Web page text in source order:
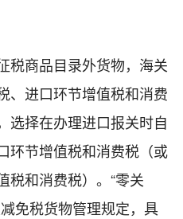
税商品目录外货物，海关
、进口环节增值税和消费
选择在办理进口报关时自
环节增值税和消费税（或
税和消费税）。“零关
免税货物管理规定，具